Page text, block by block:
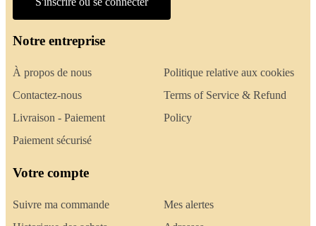
Notre entreprise
À propos de nous
Contactez-nous
Livraison - Paiement
Paiement sécurisé
Politique relative aux cookies
Terms of Service & Refund
Policy
Votre compte
Suivre ma commande
Mes alertes